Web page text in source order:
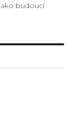
budoucí